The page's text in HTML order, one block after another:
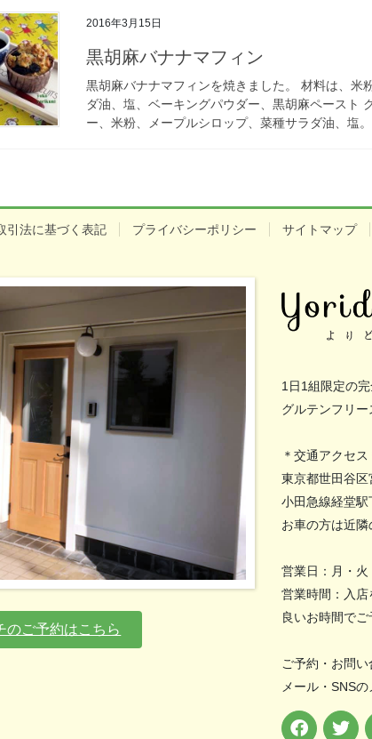
2016年3月15日
黒胡麻バナナマフィン
黒胡麻バナナマフィンを焼きました。 材料は、米
ダ油、塩、ベーキングパウダー、黒胡麻ペースト
ー、米粉、メープルシロップ、菜種サラダ油、塩
引法に基づく表記 プライバシーポリシー サイトマップ
のご予約はこちら
1日1組限定の
グルテンフリ
＊交通アクセス
東京都世田谷区
小田急線経堂
お車の方は近
営業日：月・火
営業時間：入
良いお時間で
ご予約・お問い
メール・SNS